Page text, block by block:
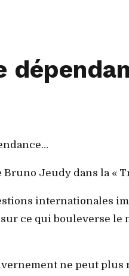
Bruno Jeudy dans la «
internationales
ce qui bouleverse le
ne peut